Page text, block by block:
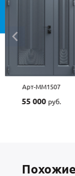
Арт-ММ1534
35 000руб.